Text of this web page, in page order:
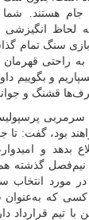
جام هستند.
لحاظ
سنگ تمام
راحتی
و بگوییم
قشنگ و
سرمربی پرسپولیس
بود، گفت:
بدهد و
گذشته هم
در مورد
که به‌عنوان
با تیم قرارداد